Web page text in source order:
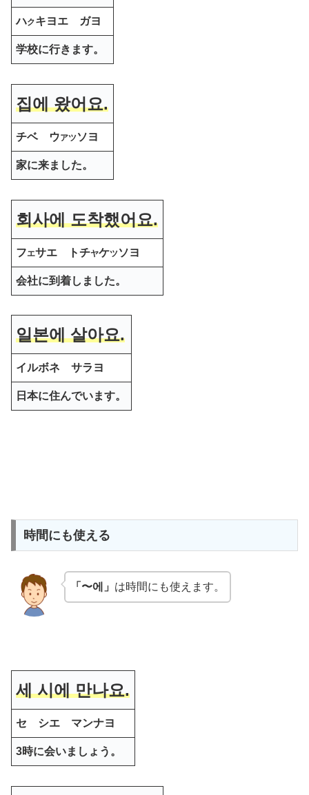
ハクキヨエ ガヨ
学校に行きます。
집에 왔어요.
チベ ウアツソヨ
家に来ました。
회사에 도착했어요.
フエサエ トチヤケツソヨ
会社に到着しました。
일본에 살아요.
イルボネ サラヨ
日本に住んでいます。
時間にも使える
「〜에」 は時間にも使えます。
세 시에 만나요.
セ シエ マンナヨ
3時に会いましょう。